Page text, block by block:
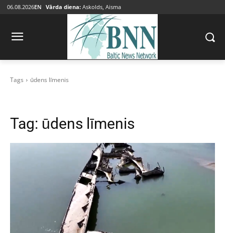
06.08.2026EN Vārda diena: Askolds, Aisma
Tags ūdens līmenis
Tag: ūdens līmenis